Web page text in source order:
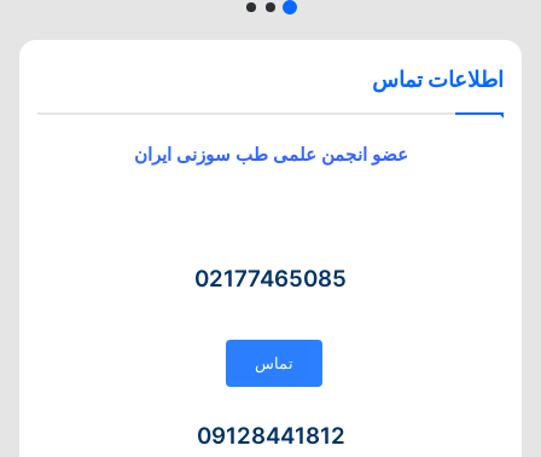
اطلاعات تماس
عضو انجمن علمی طب سوزنی ایران
02177465085
تماس
09128441812